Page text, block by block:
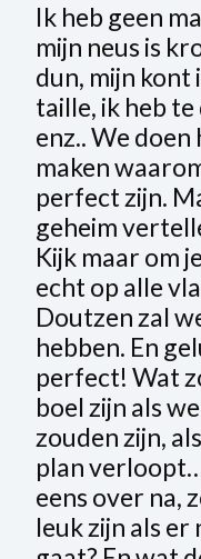
Ik heb geen
mijn neus is
dun, mijn kont
taille, ik heb te
enz.. We doen
maken
perfect zijn.
geheim
Kijk maar om
echt op alle
Doutzen zal
hebben. En
perfect! Wat
boel zijn als
zouden zijn,
plan
eens over na,
leuk zijn als